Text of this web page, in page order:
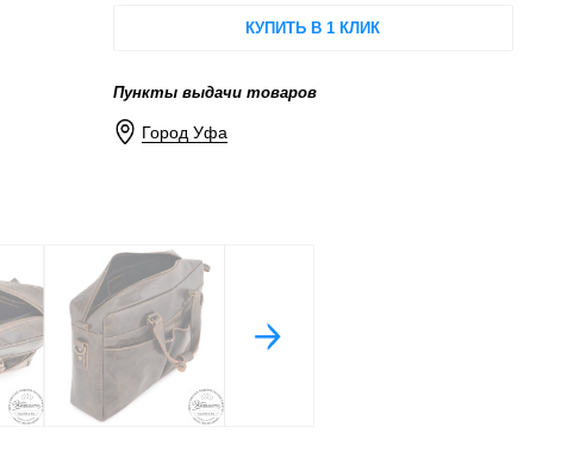
КУПИТЬ В 1 КЛИК
Пункты выдачи товаров
Город Уфа